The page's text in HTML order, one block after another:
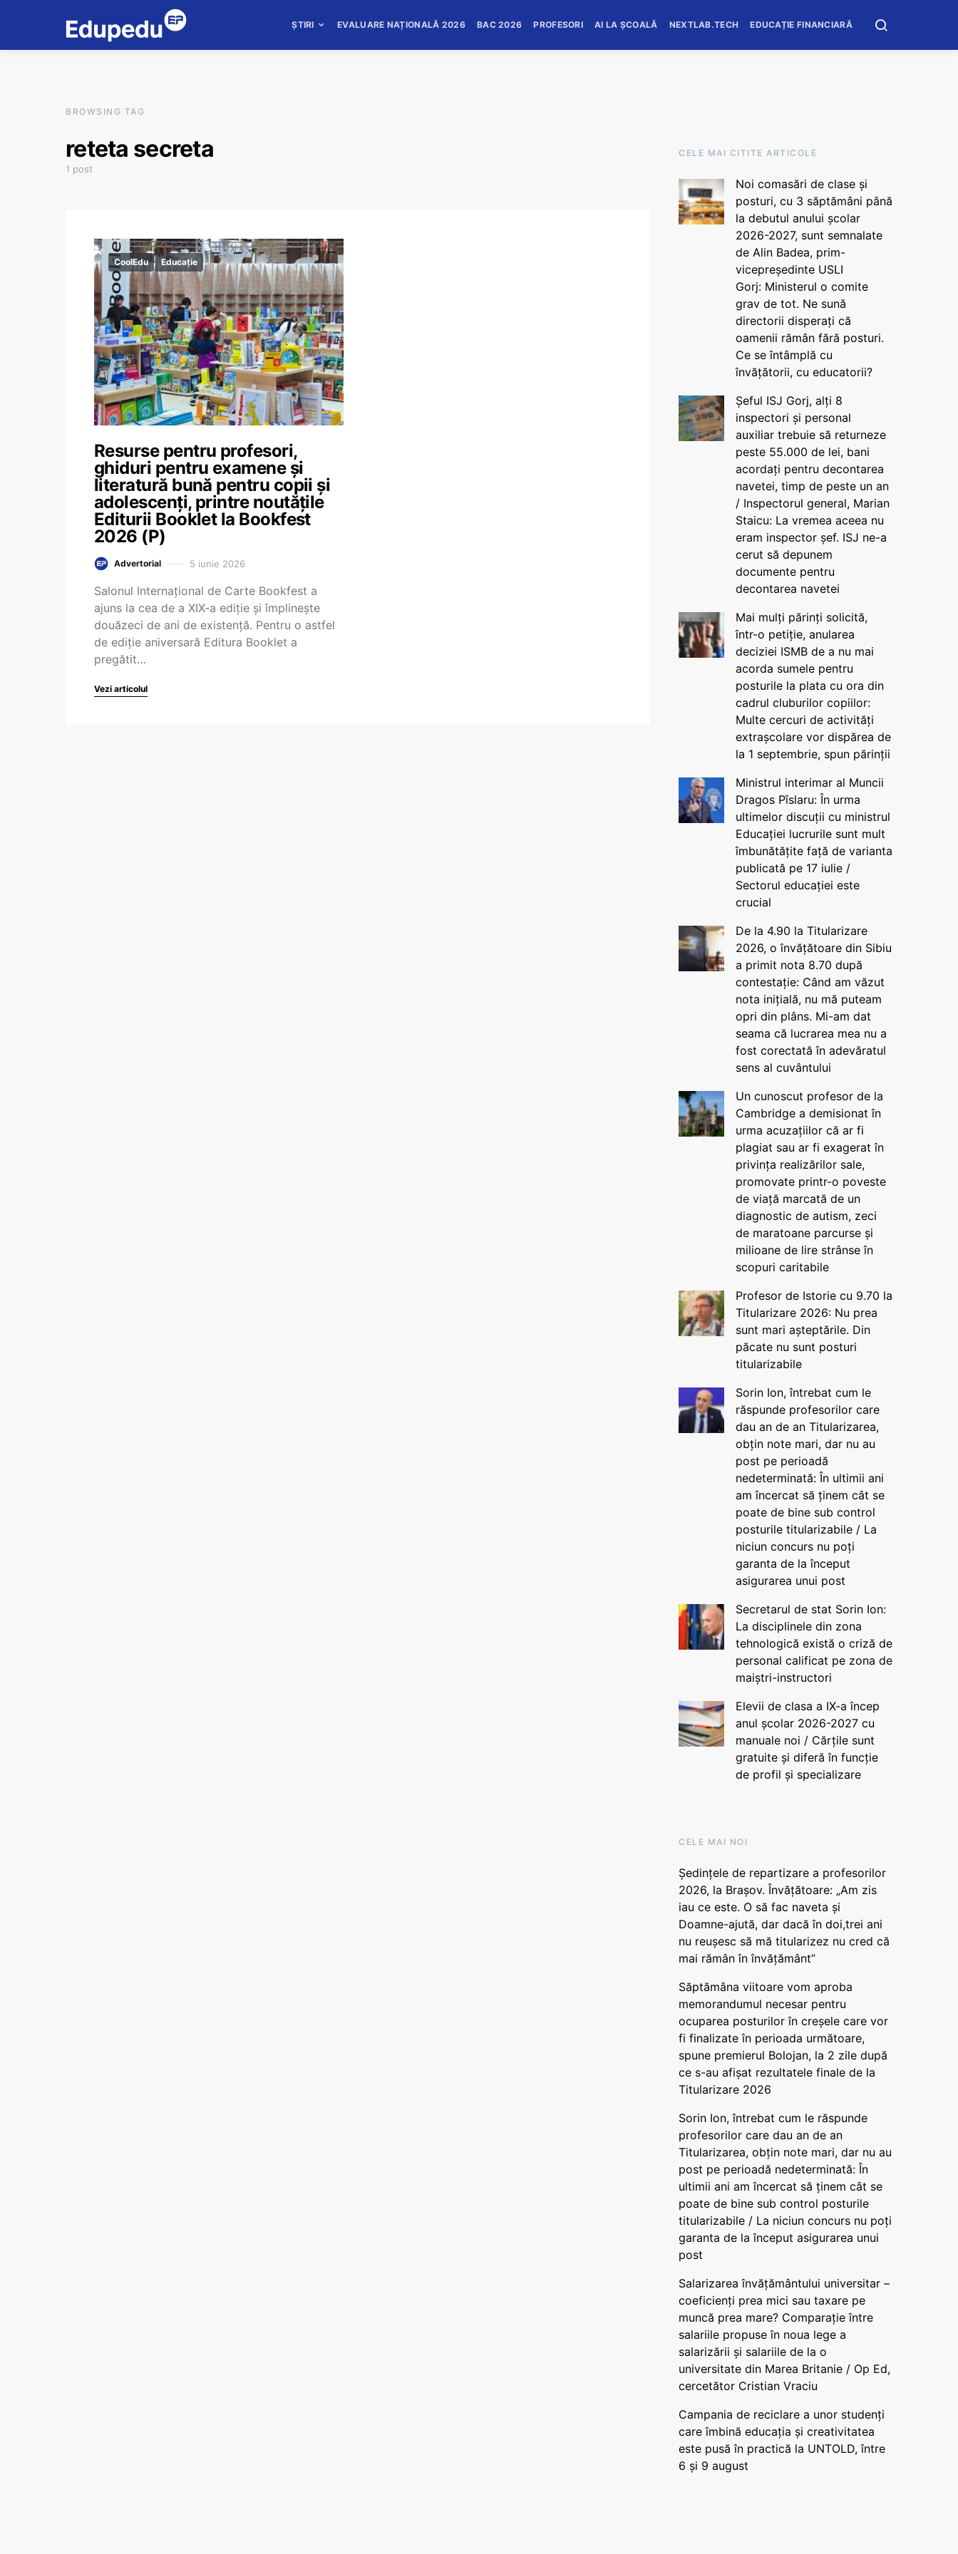
ȘTIRI EVALUARE NAȚIONALĂ 2026 BAC 2026 PROFESORI AI LA ȘCOALĂ NEXTLAB.TECH EDUCAȚIE FINANCIARĂ
BROWSING TAG
reteta secreta
1 post
CoolEdu Educație
Resurse pentru profesori,
ghiduri pentru examene și
literatură bună pentru copii și
adolescenți, printre noutățile
Editurii Booklet la Bookfest
2026 (P)
Advertorial 5 iunie 2026
Salonul Internațional de Carte Bookfest a
ajuns la cea de a XIX-a ediție și împlinește
douăzeci de ani de existență. Pentru o astfel
de ediție aniversară Editura Booklet a
pregătit…
Vezi articolul
CELE MAI CITITE ARTICOLE
Noi comasări de clase și
posturi, cu 3 săptămâni până
la debutul anului școlar
2026-2027, sunt semnalate
de Alin Badea, prim-
vicepreședinte USLI
Gorj: Ministerul o comite
grav de tot. Ne sună
directorii disperați că
oamenii rămân fără posturi.
Ce se întâmplă cu
învățătorii, cu educatorii?
Șeful ISJ Gorj, alți 8
inspectori și personal
auxiliar trebuie să returneze
peste 55.000 de lei, bani
acordați pentru decontarea
navetei, timp de peste un an
/ Inspectorul general, Marian
Staicu: La vremea aceea nu
eram inspector șef. ISJ ne-a
cerut să depunem
documente pentru
decontarea navetei
Mai mulți părinți solicită,
într-o petiție, anularea
deciziei ISMB de a nu mai
acorda sumele pentru
posturile la plata cu ora din
cadrul cluburilor copiilor:
Multe cercuri de activități
extrașcolare vor dispărea de
la 1 septembrie, spun părinții
Ministrul interimar al Muncii
Dragos Pîslaru: În urma
ultimelor discuții cu ministrul
Educației lucrurile sunt mult
îmbunătățite față de varianta
publicată pe 17 iulie /
Sectorul educației este
crucial
De la 4.90 la Titularizare
2026, o învățătoare din Sibiu
a primit nota 8.70 după
contestație: Când am văzut
nota inițială, nu mă puteam
opri din plâns. Mi-am dat
seama că lucrarea mea nu a
fost corectată în adevăratul
sens al cuvântului
Un cunoscut profesor de la
Cambridge a demisionat în
urma acuzațiilor că ar fi
plagiat sau ar fi exagerat în
privința realizărilor sale,
promovate printr-o poveste
de viață marcată de un
diagnostic de autism, zeci
de maratoane parcurse și
milioane de lire strânse în
scopuri caritabile
Profesor de Istorie cu 9.70 la
Titularizare 2026: Nu prea
sunt mari așteptările. Din
păcate nu sunt posturi
titularizabile
Sorin Ion, întrebat cum le
răspunde profesorilor care
dau an de an Titularizarea,
obțin note mari, dar nu au
post pe perioadă
nedeterminată: În ultimii ani
am încercat să ținem cât se
poate de bine sub control
posturile titularizabile / La
niciun concurs nu poți
garanta de la început
asigurarea unui post
Secretarul de stat Sorin Ion:
La disciplinele din zona
tehnologică există o criză de
personal calificat pe zona de
maiștri-instructori
Elevii de clasa a IX-a încep
anul școlar 2026-2027 cu
manuale noi / Cărțile sunt
gratuite și diferă în funcție
de profil și specializare
CELE MAI NOI
Ședințele de repartizare a profesorilor
2026, la Brașov. Învățătoare: „Am zis
iau ce este. O să fac naveta și
Doamne-ajută, dar dacă în doi,trei ani
nu reușesc să mă titularizez nu cred că
mai rămân în învățământ”
Săptămâna viitoare vom aproba
memorandumul necesar pentru
ocuparea posturilor în creșele care vor
fi finalizate în perioada următoare,
spune premierul Bolojan, la 2 zile după
ce s-au afișat rezultatele finale de la
Titularizare 2026
Sorin Ion, întrebat cum le răspunde
profesorilor care dau an de an
Titularizarea, obțin note mari, dar nu au
post pe perioadă nedeterminată: În
ultimii ani am încercat să ținem cât se
poate de bine sub control posturile
titularizabile / La niciun concurs nu poți
garanta de la început asigurarea unui
post
Salarizarea învățământului universitar –
coeficienți prea mici sau taxare pe
muncă prea mare? Comparație între
salariile propuse în noua lege a
salarizării și salariile de la o
universitate din Marea Britanie / Op Ed,
cercetător Cristian Vraciu
Campania de reciclare a unor studenți
care îmbină educația și creativitatea
este pusă în practică la UNTOLD, între
6 și 9 august